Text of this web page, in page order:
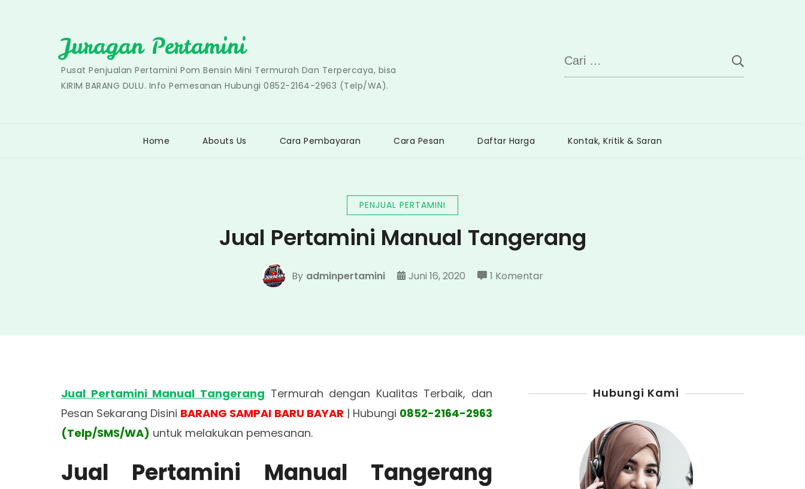
Juragan Pertamini
Pusat Penjualan Pertamini Pom Bensin Mini Termurah Dan Terpercaya, bisa
KIRIM BARANG DULU. Info Pemesanan Hubungi 0852-2164-2963 (Telp/WA).
Cari
untuk:
Home Abouts Us Cara Pembayaran Cara Pesan Daftar Harga Kontak, Kritik & Saran
PENJUAL PERTAMINI
Jual Pertamini Manual Tangerang
By adminpertamini Juni 16, 2020 1 Komentarpada
Jual Pertamini Manual Tangerang Termurah dengan Kualitas Terbaik, dan
Pesan Sekarang Disini BARANG SAMPAI BARU BAYAR | Hubungi 0852-2164-2963
(Telp/SMS/WA) untuk melakukan pemesanan.
Jual Pertamini Manual Tangerang
Hubungi Kami